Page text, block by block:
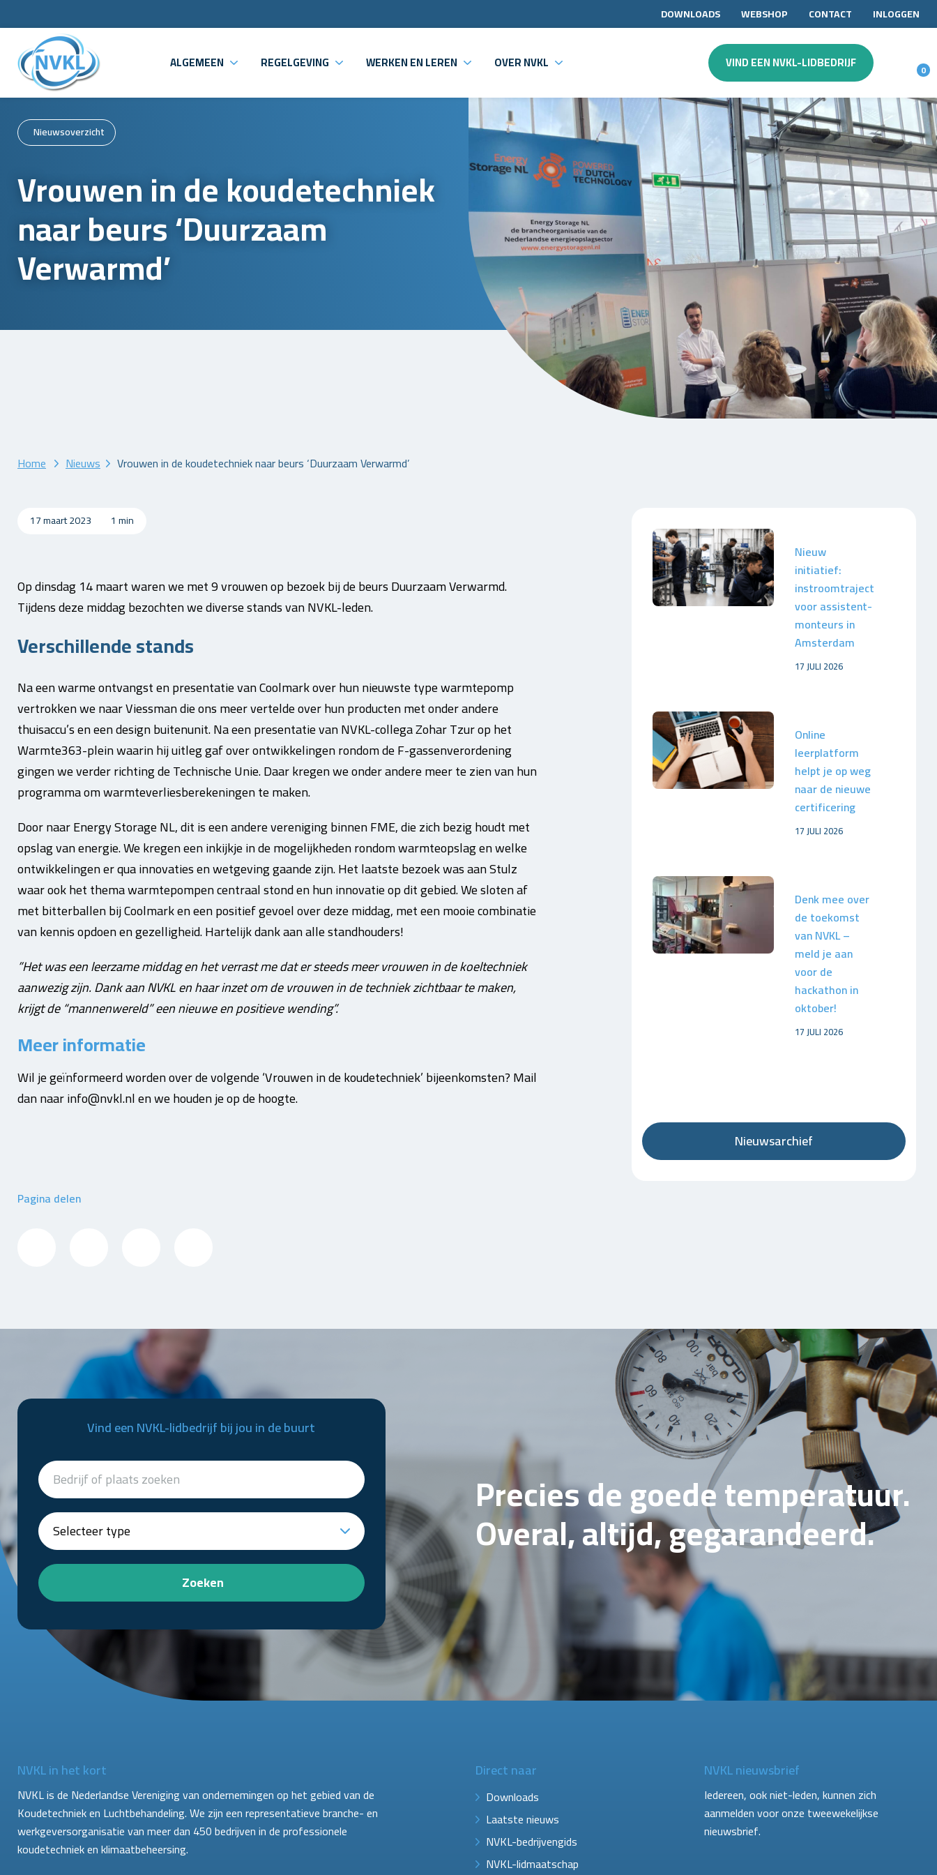
DOWNLOADS WEBSHOP CONTACT INLOGGEN
ALGEMEEN REGELGEVING WERKEN EN LEREN OVER NVKL VIND EEN NVKL-LIDBEDRIJF 0
Nieuwsoverzicht
Vrouwen in de koudetechniek
naar beurs ‘Duurzaam
Verwarmd’
Home Nieuws Vrouwen in de koudetechniek naar beurs ‘Duurzaam Verwarmd’
17 maart 2023 1 min
Op dinsdag 14 maart waren we met 9 vrouwen op bezoek bij de beurs Duurzaam Verwarmd.
Tijdens deze middag bezochten we diverse stands van NVKL-leden.
Verschillende stands
Na een warme ontvangst en presentatie van Coolmark over hun nieuwste type warmtepomp
vertrokken we naar Viessman die ons meer vertelde over hun producten met onder andere
thuisaccu’s en een design buitenunit. Na een presentatie van NVKL-collega Zohar Tzur op het
Warmte363-plein waarin hij uitleg gaf over ontwikkelingen rondom de F-gassenverordening
gingen we verder richting de Technische Unie. Daar kregen we onder andere meer te zien van hun
programma om warmteverliesberekeningen te maken.
Door naar Energy Storage NL, dit is een andere vereniging binnen FME, die zich bezig houdt met
opslag van energie. We kregen een inkijkje in de mogelijkheden rondom warmteopslag en welke
ontwikkelingen er qua innovaties en wetgeving gaande zijn. Het laatste bezoek was aan Stulz
waar ook het thema warmtepompen centraal stond en hun innovatie op dit gebied. We sloten af
met bitterballen bij Coolmark en een positief gevoel over deze middag, met een mooie combinatie
van kennis opdoen en gezelligheid. Hartelijk dank aan alle standhouders!
”Het was een leerzame middag en het verrast me dat er steeds meer vrouwen in de koeltechniek
aanwezig zijn. Dank aan NVKL en haar inzet om de vrouwen in de techniek zichtbaar te maken,
krijgt de “mannenwereld” een nieuwe en positieve wending”.
Meer informatie
Wil je geïnformeerd worden over de volgende ‘Vrouwen in de koudetechniek’ bijeenkomsten? Mail
dan naar info@nvkl.nl en we houden je op de hoogte.
Pagina delen
Nieuw
initiatief:
instroomtraject
voor assistent-
monteurs in
Amsterdam
17 JULI 2026
Online
leerplatform
helpt je op weg
naar de nieuwe
certificering
17 JULI 2026
Denk mee over
de toekomst
van NVKL –
meld je aan
voor de
hackathon in
oktober!
17 JULI 2026
Nieuwsarchief
Vind een NVKL-lidbedrijf bij jou in de buurt
Zoeken
Precies de goede temperatuur.
Overal, altijd, gegarandeerd.
NVKL in het kort
NVKL is de Nederlandse Vereniging van ondernemingen op het gebied van de
Koudetechniek en Luchtbehandeling. We zijn een representatieve branche- en
werkgeversorganisatie van meer dan 450 bedrijven in de professionele
koudetechniek en klimaatbeheersing.
Direct naar
Downloads
Laatste nieuws
NVKL-bedrijvengids
NVKL-lidmaatschap
NVKL nieuwsbrief
Iedereen, ook niet-leden, kunnen zich
aanmelden voor onze tweewekelijkse
nieuwsbrief.